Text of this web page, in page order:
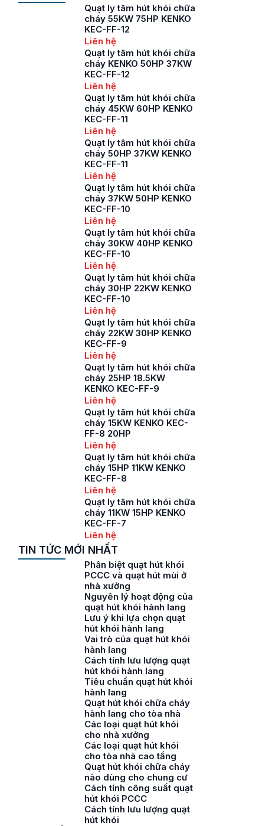
Quạt ly tâm hút khói chữa
cháy 55KW 75HP KENKO
KEC-FF-12
Liên hệ
Quạt ly tâm hút khói chữa
cháy KENKO 50HP 37KW
KEC-FF-12
Liên hệ
Quạt ly tâm hút khói chữa
cháy 45KW 60HP KENKO
KEC-FF-11
Liên hệ
Quạt ly tâm hút khói chữa
cháy 50HP 37KW KENKO
KEC-FF-11
Liên hệ
Quạt ly tâm hút khói chữa
cháy 37KW 50HP KENKO
KEC-FF-10
Liên hệ
Quạt ly tâm hút khói chữa
cháy 30KW 40HP KENKO
KEC-FF-10
Liên hệ
Quạt ly tâm hút khói chữa
cháy 30HP 22KW KENKO
KEC-FF-10
Liên hệ
Quạt ly tâm hút khói chữa
cháy 22KW 30HP KENKO
KEC-FF-9
Liên hệ
Quạt ly tâm hút khói chữa
cháy 25HP 18.5KW
KENKO KEC-FF-9
Liên hệ
Quạt ly tâm hút khói chữa
cháy 15KW KENKO KEC-
FF-8 20HP
Liên hệ
Quạt ly tâm hút khói chữa
cháy 15HP 11KW KENKO
KEC-FF-8
Liên hệ
Quạt ly tâm hút khói chữa
cháy 11KW 15HP KENKO
KEC-FF-7
Liên hệ
TIN TỨC MỚI NHẤT
Phân biệt quạt hút khói
PCCC và quạt hút mùi ở
nhà xưởng
Nguyên lý hoạt động của
quạt hút khói hành lang
Lưu ý khi lựa chọn quạt
hút khói hành lang
Vai trò của quạt hút khói
hành lang
Cách tính lưu lượng quạt
hút khói hành lang
Tiêu chuẩn quạt hút khói
hành lang
Quạt hút khói chữa cháy
hành lang cho tòa nhà
Các loại quạt hút khói
cho nhà xưởng
Các loại quạt hút khói
cho tòa nhà cao tầng
Quạt hút khói chữa cháy
nào dùng cho chung cư
Cách tính công suất quạt
hút khói PCCC
Cách tính lưu lượng quạt
hút khói